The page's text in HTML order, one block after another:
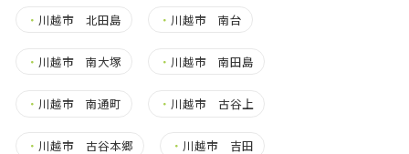
・ 川越市 北田島 ・ 川越市 南台
・ 川越市 南大塚 ・ 川越市 南田島
・ 川越市 南通町 ・ 川越市 古谷上
・ 川越市 古谷本郷 ・ 川越市 吉田